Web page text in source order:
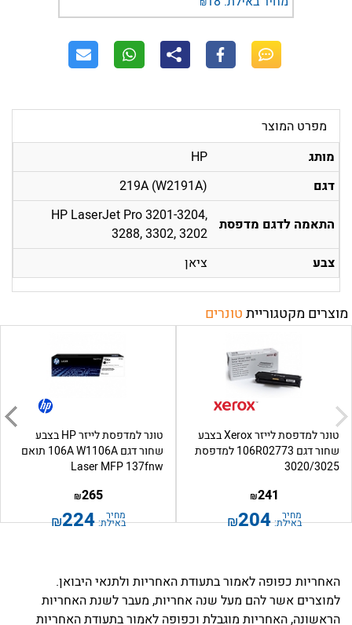
₪
מפרט המוצר
מותג
HP
דגם
219A (W2191A)
התאמה לדגם מדפסת
HP LaserJet Pro 3201-3204,
3288, 3302, 3202
צבע
ציאן
מוצרים מקטגורייתטונרים
טונר למדפסת לייזר Xerox בצבע
שחור דגם 106R02773 למדפסת
3020/3025
241
₪
מחיר
באילת: 204
₪
טונר למדפסת לייזר HP בצבע
שחור דגם 106A W1106A תואם
Laser MFP 137fnw
265
₪
מחיר
באילת: 224
₪
האחריות כפופה לאמור בתעודת האחריות ולתנאי היבואן.
למוצרים אשר להם מעל שנה אחריות, מעבר לשנת האחריות
הראשונה, האחריות מוגבלת וכפופה לאמור בתעודת האחריות